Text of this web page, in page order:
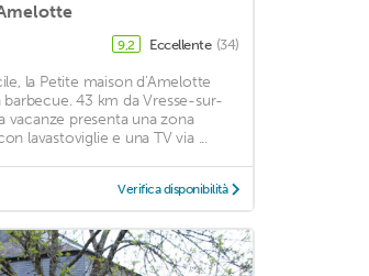
9,2 Eccellente (34)
la Petite maison d'Amelotte
43 km da Vresse-sur-
vacanze presenta una zona
lavastoviglie e una TV via ...
Verifica disponibilità